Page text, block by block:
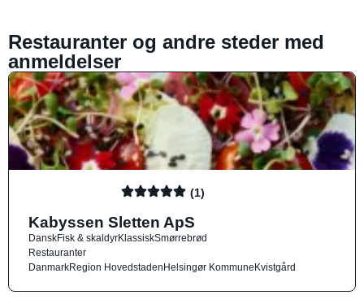
Restauranter og andre steder med
anmeldelser
(1)
Kabyssen Sletten ApS
DanskFisk & skaldyrKlassiskSmørrebrød
Restauranter
DanmarkRegion HovedstadenHelsingør KommuneKvistgård